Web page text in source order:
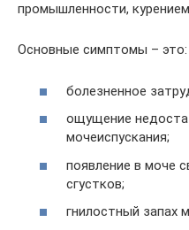
промышленности,
Основные симптомы – это:
болезненное
ощущение
мочеиспускания;
появление в моче
сгустков;
гнилостный запах